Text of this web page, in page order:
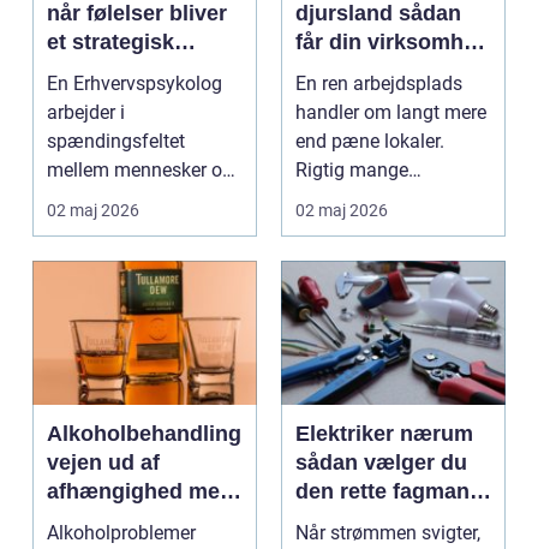
når følelser bliver
et strategisk
værktøj i
arbejdslivet
En Erhvervspsykolog
arbejder i
spændingsfeltet
mellem mennesker og
forretning. Fokus er
ikke kun på ...
02 maj 2026
djursland sådan
får din virksomhed
mest muligt ud af
rengøringen
En ren arbejdsplads
handler om langt mere
end pæne lokaler.
Rigtig mange
virksomheder på
Djursland o...
02 maj 2026
Alkoholbehandling
vejen ud af
afhængighed med
professionel støtte
Alkoholproblemer
Elektriker nærum
sådan vælger du
den rette fagmand
til dine el-opgaver
Når strømmen svigter,